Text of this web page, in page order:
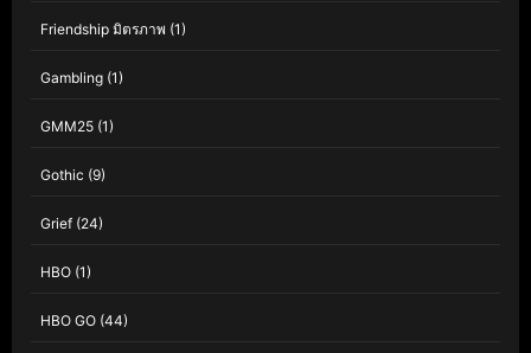
Friendship มิตรภาพ (1)
Gambling (1)
GMM25 (1)
Gothic (9)
Grief (24)
HBO (1)
HBO GO (44)